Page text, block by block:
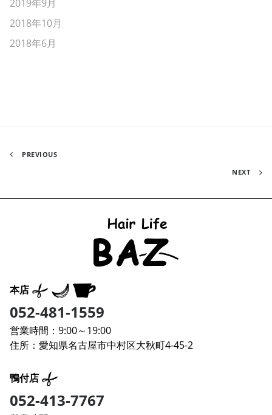
2019年9月
2018年10月
2018年6月
PREVIOUS
NEXT
本店
052-481-1559
営業時間：9:00～19:00
住所：愛知県名古屋市中村区大秋町4-45-2
鴨付店
052-413-7767